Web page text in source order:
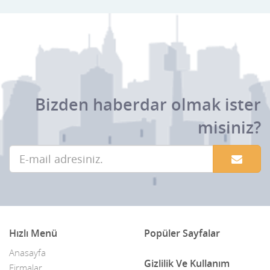
Bizden haberdar olmak ister
misiniz?
Hızlı Menü
Anasayfa
Popüler Sayfalar
Gizlilik Ve Kullanım